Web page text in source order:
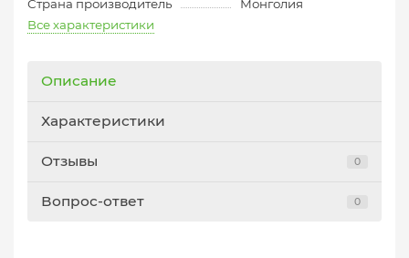
Страна производитель
Монголия
Все характеристики
Описание
Характеристики
Отзывы 0
Вопрос-ответ 0